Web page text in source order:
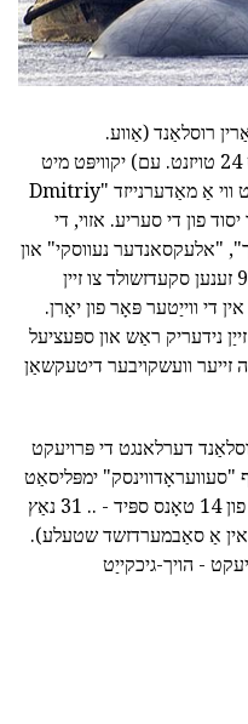
רוסלאַנד (אַווע.
"באָרעדזש», № 955 דיספּלאַסעמענט 24 טויזנט. עם) יקוויפּט מיט
מאָדערן מיסאַלז "מאַסע-עם", ווי געזונט ווי אַ מאַדערנייזד "Dmitriy
פון די סעריע. אזוי, די
"אלעקסאנדער נעווסקי" און
פינף אנדערע שיפּס פון די פּרויעקט 955 זענען סקעדזשולד צו זיין
ינקאָרפּערייטיד אין די נאָרדערן Fleet אין די ווייַטער פּאָר פון יאָרן.
נידעריק ראַש און ספּעציעל
וועשקויבער דיטעקשאַן
דערלאנגט די פּרויעקט
"סעוועראָדווינסק" ימפּליסאַט
אין 1993 יאָר, האט אַ דיספּלייסמאַנט פון 14 טאָנס ספּיד - .. 31 נאַץ
אונטער וואַסער (נפּס באַוועגן Faster אין אַ סאַבמערדזשד שטעלע).
- הויך-גיכקייַט